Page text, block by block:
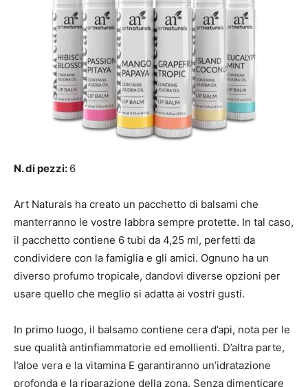
N. di pezzi: 6
Art Naturals ha creato un pacchetto di balsami che
manterranno le vostre labbra sempre protette. In tal caso,
il pacchetto contiene 6 tubi da 4,25 ml, perfetti da
condividere con la famiglia e gli amici. Ognuno ha un
diverso profumo tropicale, dandovi diverse opzioni per
usare quello che meglio si adatta ai vostri gusti.
In primo luogo, il balsamo contiene cera d’api, nota per le
sue qualità antinfiammatorie ed emollienti. D’altra parte,
l’aloe vera e la vitamina E garantiranno un’idratazione
profonda e la riparazione della zona. Senza dimenticare